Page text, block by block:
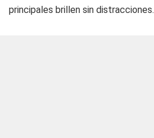
principales brillen sin distracciones.